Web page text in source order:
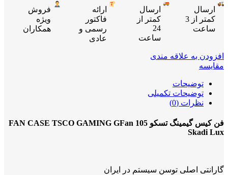
ارسال
کمتر از 3
ساعت
ارسال
کمتر از
24
ساعت
ارائه
فاکتور
رسمی و
عادی
فروش
ویژه
همکاران
افزودن به علاقه مندی
مقایسه
توضیحات
توضیحات تکمیلی
نظرات (0)
فن کیس گیمینگ تسکو FAN CASE TSCO GAMING GFan 105
Skadi Lux
گارانتی اصلی توسن سیستم در ایران